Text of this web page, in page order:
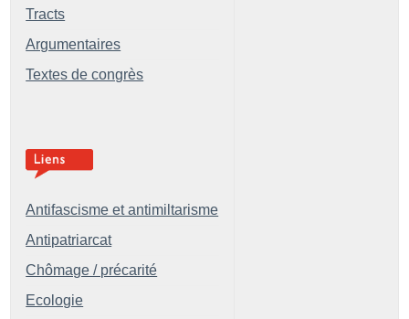
Tracts
Argumentaires
Textes de congrès
Antifascisme et antimiltarisme
Antipatriarcat
Chômage / précarité
Ecologie